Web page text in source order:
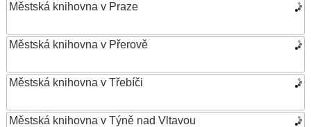
Městská knihovna v Praze
Městská knihovna v Přerově
Městská knihovna v Třebíči
Městská knihovna v Týně nad Vltavou